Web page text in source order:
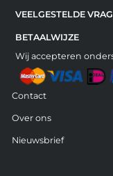
VEELGESTELDE
BETAALWIJZE
Wij accepteren
Contact
Over ons
Nieuwsbrief